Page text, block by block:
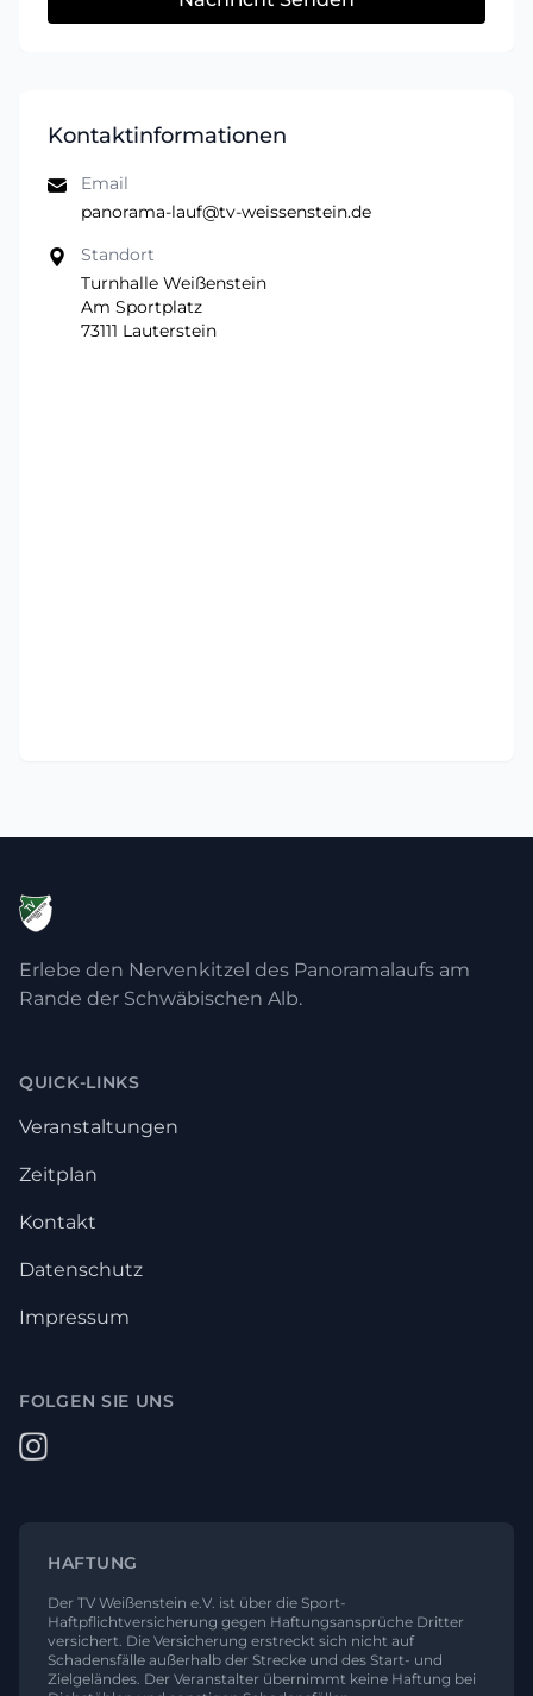
Kontaktinformationen
Email
panorama-lauf@tv-weissenstein.de
Standort
Turnhalle Weißenstein
Am Sportplatz
73111 Lauterstein
Erlebe den Nervenkitzel des Panoramalaufs am
Rande der Schwäbischen Alb.
QUICK-LINKS
Veranstaltungen
Zeitplan
Kontakt
Datenschutz
Impressum
FOLGEN SIE UNS
HAFTUNG
Der TV Weißenstein e.V. ist über die Sport-
Haftpflichtversicherung gegen Haftungsansprüche Dritter
versichert. Die Versicherung erstreckt sich nicht auf
Schadensfälle außerhalb der Strecke und des Start- und
Zielgeländes. Der Veranstalter übernimmt keine Haftung bei